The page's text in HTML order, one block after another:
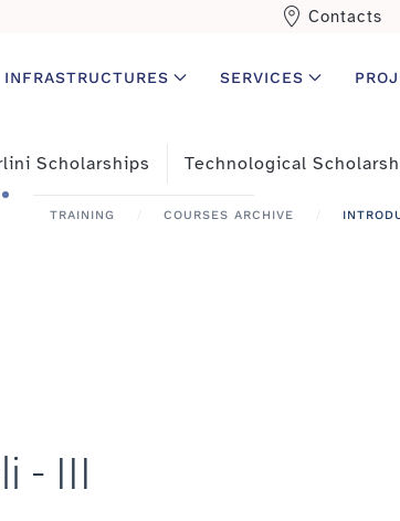
Contacts
INFRASTRUCTURES SERVICES
Scholarships Technological
TRAINING COURSES ARCHIVE
- III